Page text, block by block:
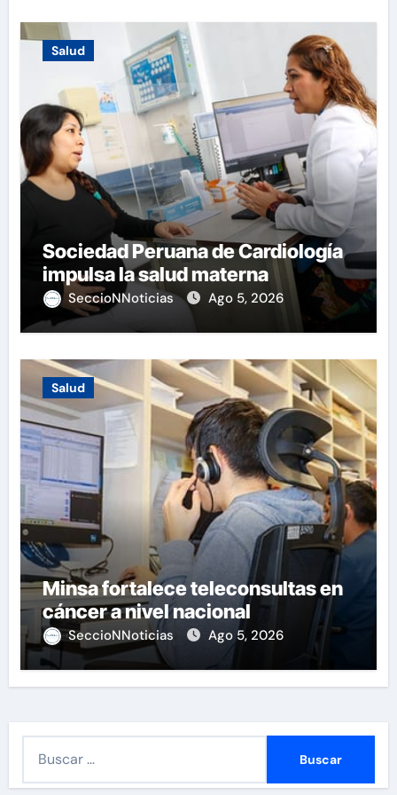
Salud
Sociedad Peruana de Cardiología
impulsa la salud materna
SeccioNNoticias Ago 5, 2026
Salud
Minsa fortalece teleconsultas en
cáncer a nivel nacional
SeccioNNoticias Ago 5, 2026